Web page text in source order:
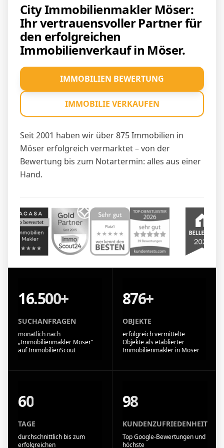
City Immobilienmakler Möser:
Ihr vertrauensvoller Partner für
den erfolgreichen
Immobilienverkauf in Möser.
Seit 2001 haben wir über 875 Immobilien in
Möser erfolgreich vermarktet – von der
Bewertung bis zum Notartermin: alles aus einer
Hand.
IMMOBILIEN BEWERTUNG
IMMOBILIE VERKAUFEN
16.500+
SUCHANFRAGEN
monatlich nach
„Immobilienmakler Möser“
auf ImmobilienScout
876+
OBJEKTE
erfolgreich vermittelte
Objekte als etablierter
Immobilienmakler in Möser
60
TAGE
durchschnittlich bis zum
erfolgreichen
98
KUNDENZUFRIEDENHEIT
Top Google-Bewertungen und
höchste